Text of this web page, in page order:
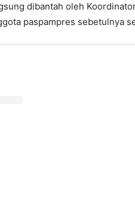
dibantah oleh
paspampres sebetulnya